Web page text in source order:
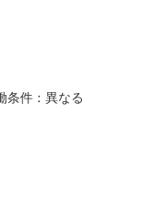
条件：異なる